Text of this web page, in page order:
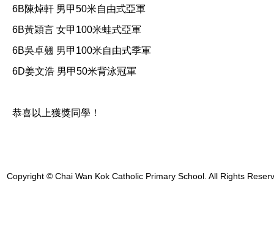
6B陳焯軒 男甲50米自由式亞軍
6B黃穎言 女甲100米蛙式亞軍
6B吳卓翹 男甲100米自由式季軍
6D姜文浩 男甲50米背泳冠軍
恭喜以上獲獎同學！
Copyright © Chai Wan Kok Catholic Primary School. All Rights